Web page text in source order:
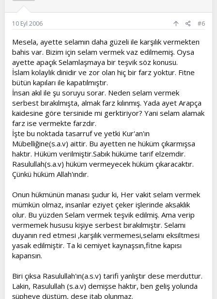
Kur'an'la öğüt verilmesi Öncelikle iki zümreyi rahatsız
eder:
1. Dini, hurafeye boğan din sömürücüleri,
2. Dinin çirkin gösterilmesini sömürerek dinsizlik
ticareti yapan inkarcıları.
10 Eyl 2006 #6
Mesela, ayette selamın daha güzeli ile karşılık vermekten
bahis var. Bizim için selam vermek vaz edilmemiş. Oysa
ayette apaçık Selamlaşmaya bir teşvik söz konusu.
İslam kolaylık dinidir ve zor olan hiç bir farz yoktur. Fitne
bütün kapıları ile kapatılmıştır.
İnsan akıl ile şu soruyu sorar. Neden selam vermek
serbest bırakılmışta, almak farz kılınmış. Yada ayet Arapça
kaidesine göre tersinide mi gerktiriyor? Yani selam alamak
farz ise vermekte farzdır.
İşte bu noktada tasarruf ve yetki Kur'an'ın
Mübelliğine(s.a.v) aittir. Bu ayetten ne hüküm çıkarmışsa
haktır. Hüküm verilmiştir.Sabık hüküme tarif elzemdir.
Rasulullah(s.a.v) hüküm vermeyecek hüküm çıkaracaktır.
Çünkü hüküm Allah'ındır.
Onun hükmünün manası şudur ki, Her vakit selam vermek
mümkün olmaz, insanlar eziyet çeker işlerinde aksaklık
olur. Bu yüzden Selam vermek teşvik edilmiş. Ama verip
vermemek hususu kişiye serbest bırakılmıştır. Selamı
duyanın red etmesi ,karşılık vermemesi,selamı eksiltmesi
yasak edilmiştir. Ta ki cemiyet kaynaşsın,fitne kapısı
kapansın.
Biri çıksa Rasulullah'ın(a.s.v) tarifi yanlıştır dese merduttur.
Lakin, Rasulullah (s.a.v) demişse haktır, ben geliş yolunda
şüpheye düştüm, dese itab olunmaz.